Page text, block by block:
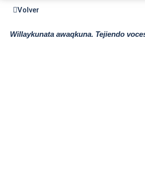
Volver
Willaykunata awaqkuna. Tejiendo